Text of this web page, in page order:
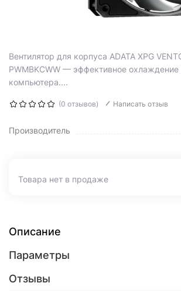
Вентилятор для корпуса ADATA XPG
PWMBKCWW — эффективное охлаждение
компьютера....
(0 отзывов) Написать отзыв
Производитель
Товара нет в продаже
Описание
Параметры
Отзывы